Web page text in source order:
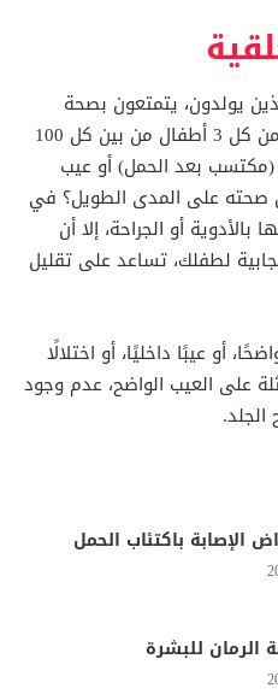
يولدون، يتمتعون بصحة
جيدة، ولكن إذا كان طفل واحد من كل 3 أطفال من بين كل 100
بعد الحمل) أو عيب
على المدى الطويل؟ في
أو الجراحة، إلا أن
لطفلك، تساعد على تقليل
أو عيبًا داخليًا، أو اختلالًا
على العيب الواضح، عدم وجود
الإصابة باكتئاب الحمل
الرمان للبشرة